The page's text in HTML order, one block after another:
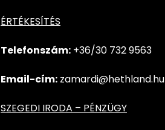
ÉRTÉKESÍTÉS
Telefonszám: +36/30 7329563
Email-cím: zamardi@hethland.hu
SZEGEDI IRODA – PÉNZÜGY